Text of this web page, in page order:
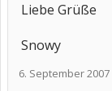
Liebe Grüße
Snowy
6. September 2007